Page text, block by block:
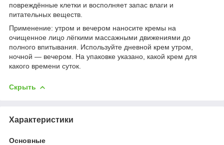
повреждённые клетки и восполняет запас влаги и
питательных веществ.
Применение: утром и вечером наносите кремы на
очищенное лицо лёгкими массажными движениями до
полного впитывания. Используйте дневной крем утром,
ночной — вечером. На упаковке указано, какой крем для
какого времени суток.
Скрыть
Характеристики
Основные